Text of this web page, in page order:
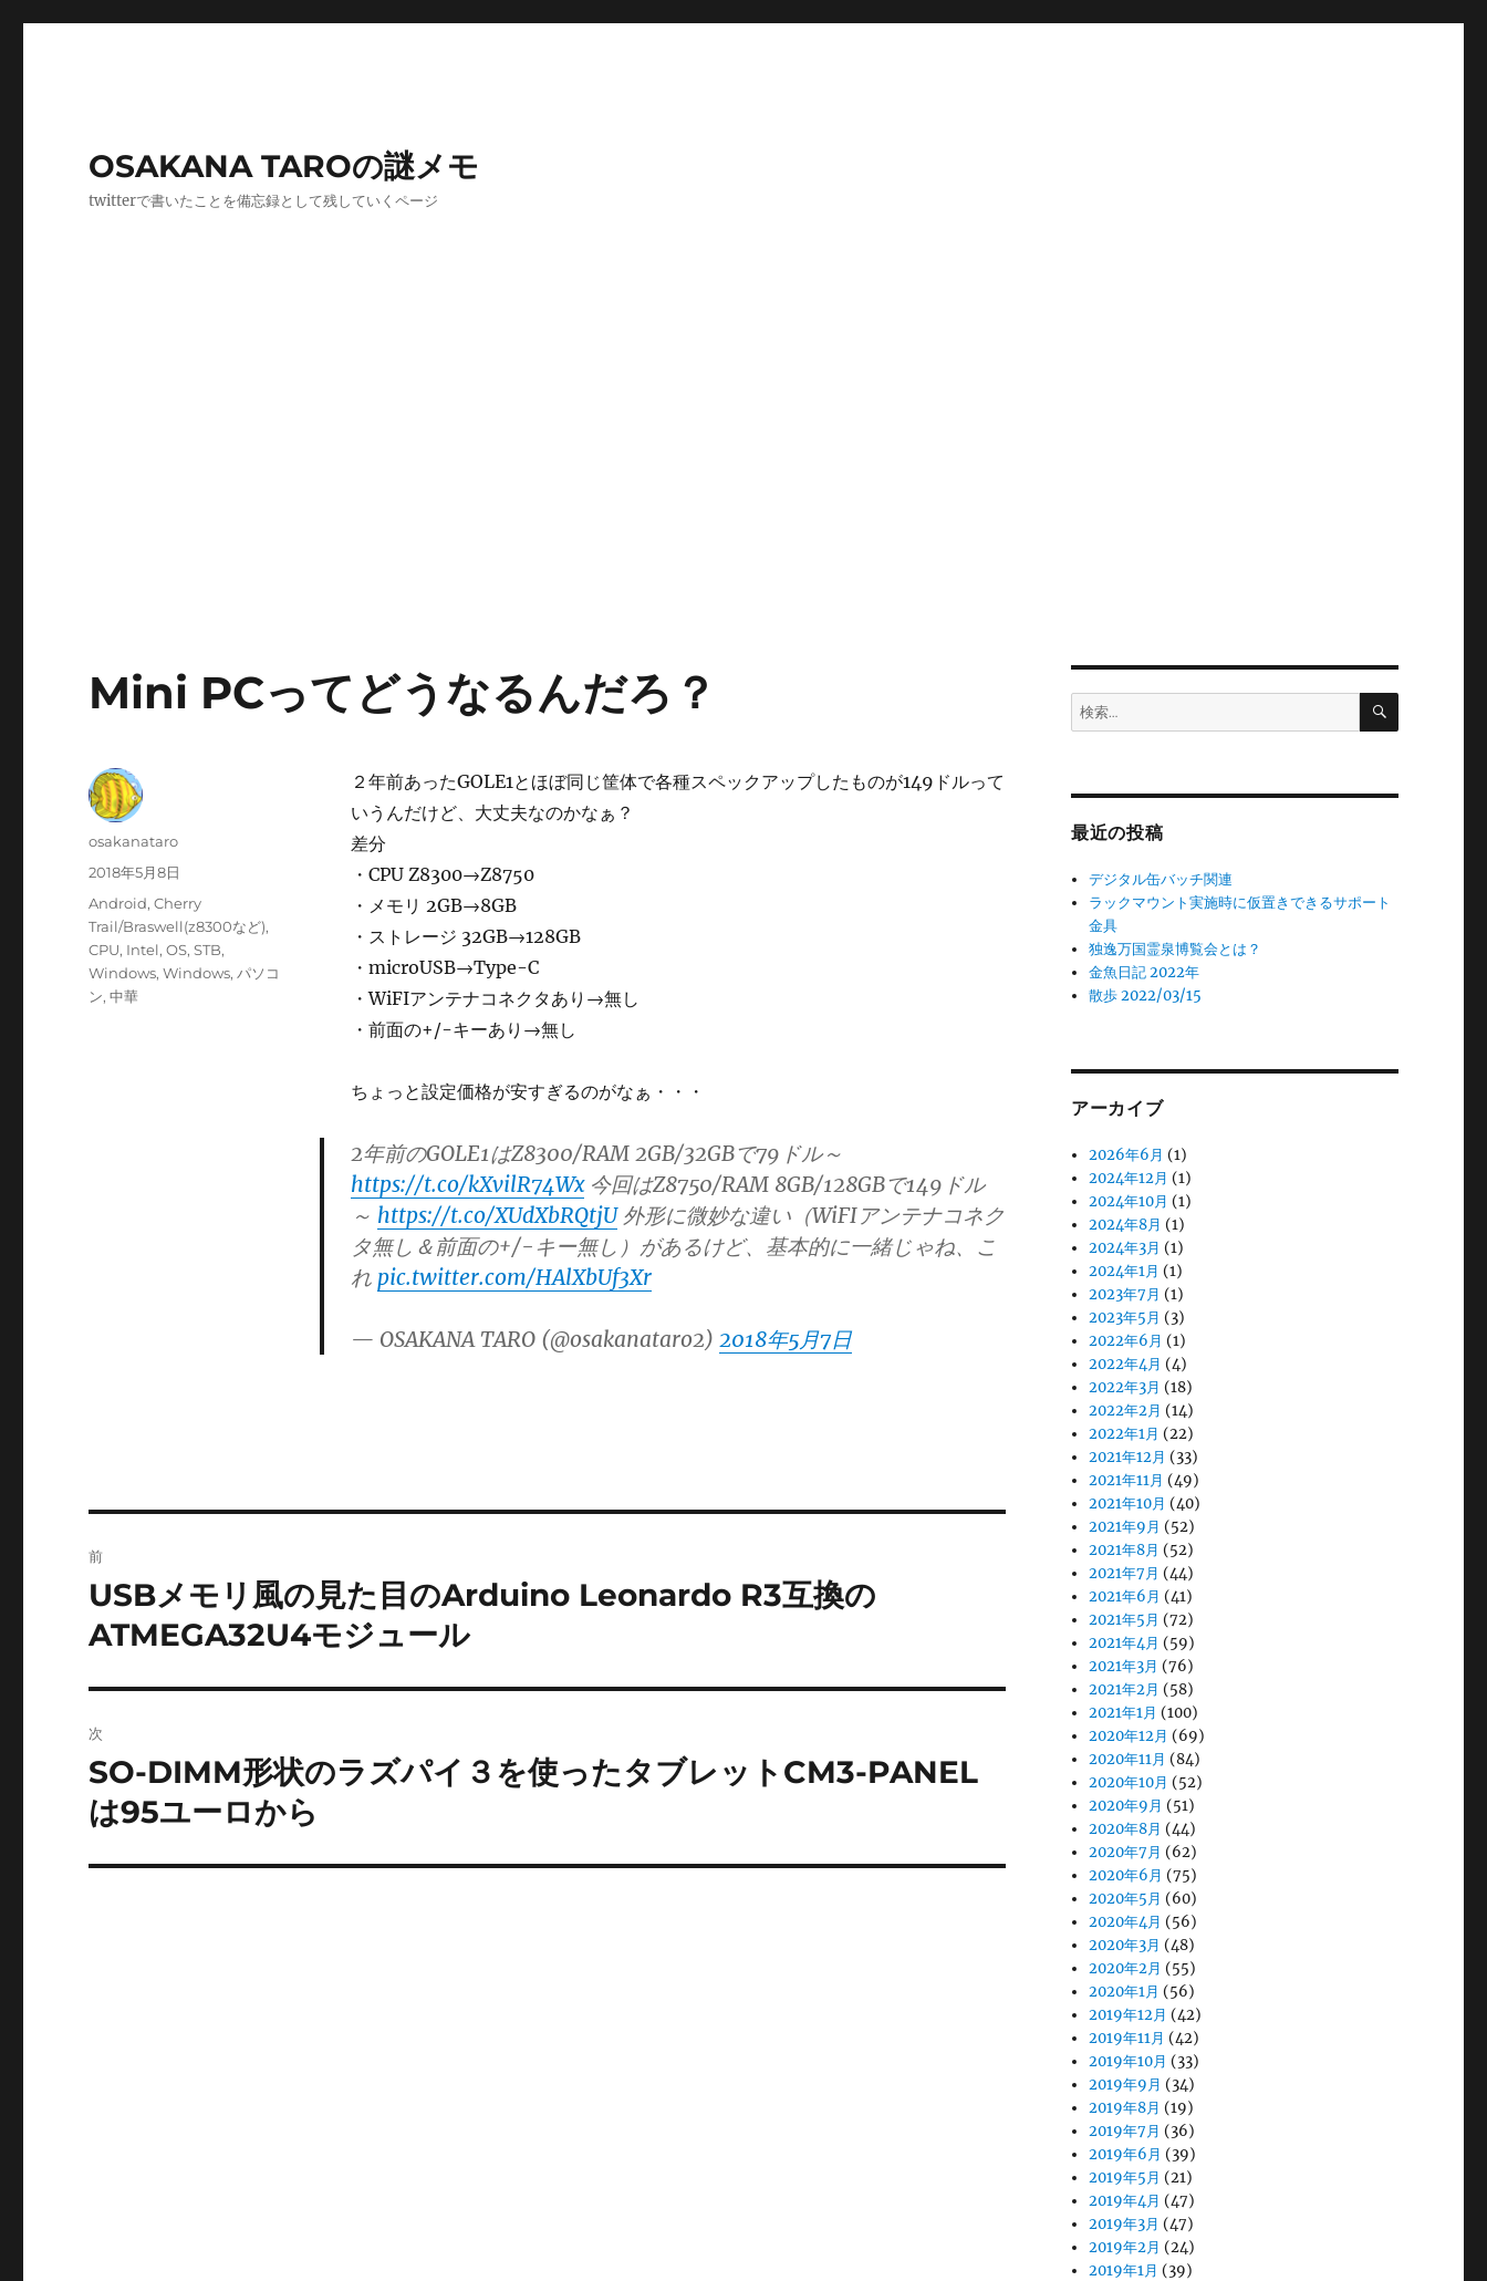
OSAKANA TAROの謎メモ
twitterで書いたことを備忘録として残していくページ
Mini PCってどうなるんだろ？
２年前あったGOLE1とほぼ同じ筐体で各種スペックアップしたものが149ドルって
いうんだけど、大丈夫なのかなぁ？
差分
・CPU Z8300→Z8750
・メモリ 2GB→8GB
・ストレージ 32GB→128GB
・microUSB→Type-C
・WiFIアンテナコネクタあり→無し
・前面の+/-キーあり→無し
ちょっと設定価格が安すぎるのがなぁ・・・
2年前のGOLE1はZ8300/RAM 2GB/32GBで79ドル～
https://t.co/kXvilR74Wx今回はZ8750/RAM 8GB/128GBで149ドル
～ https://t.co/XUdXbRQtjU外形に微妙な違い（WiFIアンテナコネク
タ無し＆前面の+/-キー無し）があるけど、基本的に一緒じゃね、こ
れ pic.twitter.com/HAlXbUf3Xr
— OSAKANA TARO (@osakanataro2) 2018年5月7日
投
osakanataro
投
2018年5月8日
カ
テ
ゴ
リ
ー
Android,Cherry
Trail/Braswell(z8300など),
CPU, Intel,OS,STB,
Windows,Windows, パソコ
ン,中華
稿
ナ
ゲ
ー
シ
ョ
前
前
の
投
稿:
USBメモリ風の見た目のArduino Leonardo R3互換の
ATMEGA32U4モジュール
次
次
の
投
稿:
SO-DIMM形状のラズパイ３を使ったタブレットCM3-PANEL
は95ユーロから
検
索:
検
最近の投稿
デジタル缶バッチ関連
ラックマウント実施時に仮置きできるサポート
金具
独逸万国霊泉博覧会とは？
金魚日記 2022年
散歩 2022/03/15
アーカイブ
2026年6月 (1)
2024年12月 (1)
2024年10月 (1)
2024年8月 (1)
2024年3月 (1)
2024年1月 (1)
2023年7月 (1)
2023年5月 (3)
2022年6月 (1)
2022年4月 (4)
2022年3月 (18)
2022年2月 (14)
2022年1月 (22)
2021年12月 (33)
2021年11月 (49)
2021年10月 (40)
2021年9月 (52)
2021年8月 (52)
2021年7月 (44)
2021年6月 (41)
2021年5月 (72)
2021年4月 (59)
2021年3月 (76)
2021年2月 (58)
2021年1月 (100)
2020年12月 (69)
2020年11月 (84)
2020年10月 (52)
2020年9月 (51)
2020年8月 (44)
2020年7月 (62)
2020年6月 (75)
2020年5月 (60)
2020年4月 (56)
2020年3月 (48)
2020年2月 (55)
2020年1月 (56)
2019年12月 (42)
2019年11月 (42)
2019年10月 (33)
2019年9月 (34)
2019年8月 (19)
2019年7月 (36)
2019年6月 (39)
2019年5月 (21)
2019年4月 (47)
2019年3月 (47)
2019年2月 (24)
2019年1月 (39)